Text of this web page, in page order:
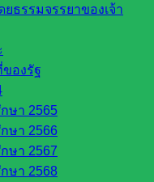
ธรรมจรรยาของเจ้า
ของรัฐ
ษา 2565
ษา 2566
ษา 2567
ษา 2568